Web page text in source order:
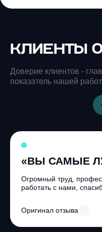
КЛИЕНТЫ
Доверие клиентов -
показатель нашей
«ВЫ САМЫЕ
Огромный труд,
работать с нами,
Оригинал отзыва